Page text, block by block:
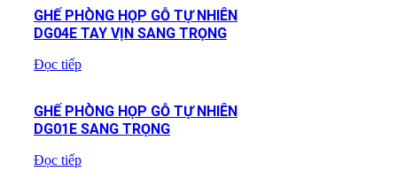
GHẾ PHÒNG HỌP GỖ TỰ NHIÊN
DG04E TAY VỊN SANG TRỌNG
Đọc tiếp
GHẾ PHÒNG HỌP GỖ TỰ NHIÊN
DG01E SANG TRỌNG
Đọc tiếp